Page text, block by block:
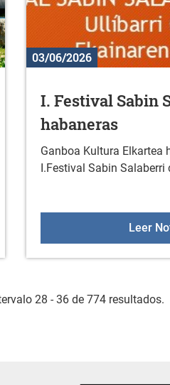
Sin en Durana
03/06/2026
I. Festival Sabin
habaneras
Ganboa Kultura Elkartea
I.Festival Sabin Salaberri
Leer
28 - 36 de 774 resultados.